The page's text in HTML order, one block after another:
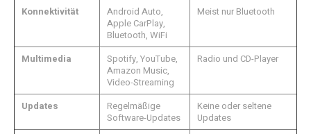
Konnektivität
Android Auto,
Apple CarPlay,
Bluetooth, WiFi
Meist nur Bluetooth
Multimedia
Spotify, YouTube,
Amazon Music,
Video-Streaming
Radio und CD-Player
Updates
Regelmäßige
Software-Updates
Keine oder seltene
Updates